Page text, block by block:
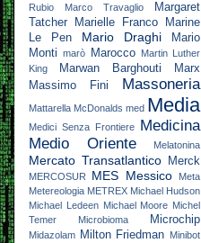
Rubio
Marco Travaglio
Margaret
Tatcher
Marielle Franco
Marine
Le Pen
Mario Draghi
Mario
Monti
marò Marocco
Martin Luther
King
Marwan Barghouti
Marx
Massimo Fini
Massoneria
Mattarella McDonalds med Media
Medici Senza Frontiere Medicina
Medio Oriente
Melatonina
Mercato Transatlantico Merck
MERCOSUR MES Messico
Meta
Metereologia METREX Michael Hudson
Michael Ledeen Michael Moore Michel
Temer
Microbioma Microchip
Midazolam Milton Friedman Minibot